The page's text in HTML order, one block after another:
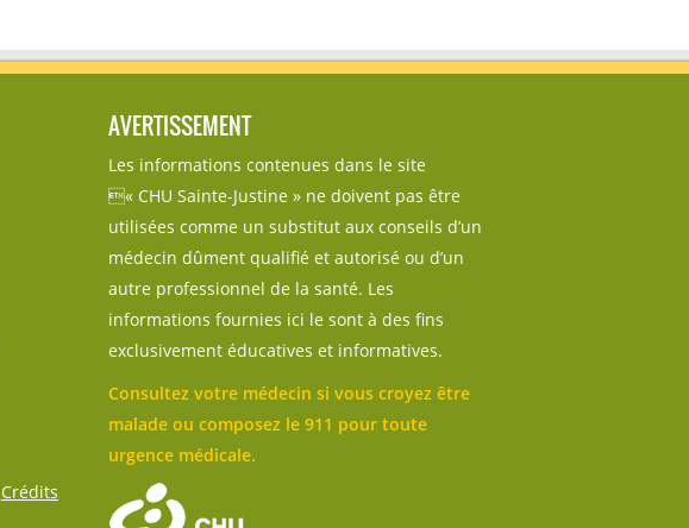
Crédits
AVERTISSEMENT
Les informations contenues dans le site
« CHU Sainte-Justine » ne doivent pas être
utilisées comme un substitut aux conseils d’un
médecin dûment qualifié et autorisé ou d’un
autre professionnel de la santé. Les
informations fournies ici le sont à des fins
exclusivement éducatives et informatives.
Consultez votre médecin si vous croyez être
malade ou composez le 911 pour toute
urgence médicale.